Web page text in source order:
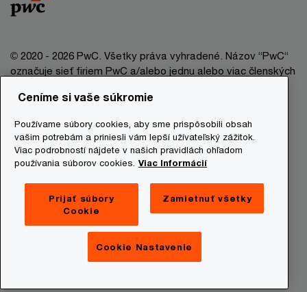
© 2020 - 2026 PwC. Všetky práva vyhradené. Názov “PwC“
označuje sieť firiem PwC a/alebo jednu alebo viac členských
informácie nájdete na stránke www.pwc.com/structure.
Právna doložka
Ochrana osobných údajov
Prevádzkovatelia stránky
Mapa stránky
Digital Services Act Transparency
Ceníme si vaše súkromie
Používame súbory cookies, aby sme prispôsobili obsah
vašim potrebám a priniesli vám lepší užívateľský zážitok.
Viac podrobností nájdete v našich pravidlách ohľadom
používania súborov cookies. Viac Informácií
Prijať súbory
Cookie
Zamietnuť všetky
Cookie Nastavenie